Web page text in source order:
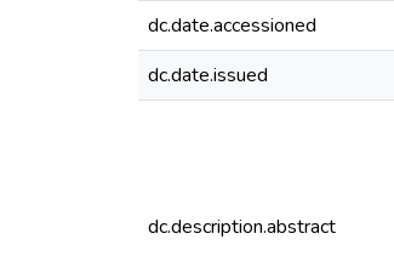
dc.date.accessioned
dc.date.issued
dc.description.abstract